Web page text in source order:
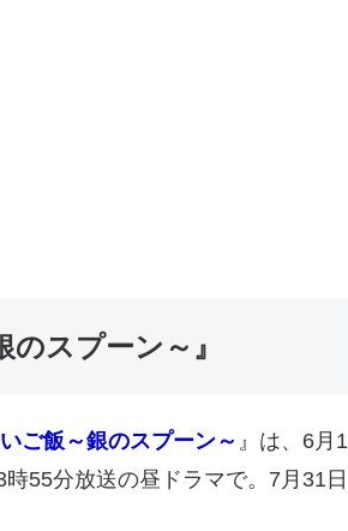
スプーン～』
ご飯～銀のスプーン～ 』は、6月1
55分放送の昼ドラマで。7月31日